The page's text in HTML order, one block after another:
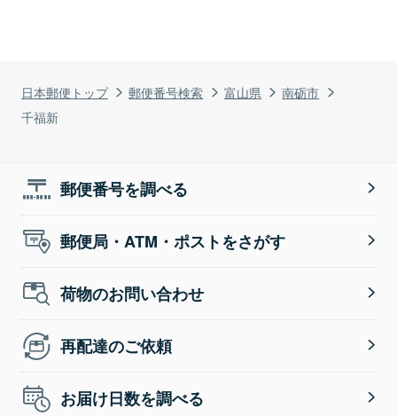
日本郵便トップ 郵便番号検索 富山県
南砺市
千福新
郵便番号を調べる
郵便局・ATM・ポストをさがす
荷物のお問い合わせ
再配達のご依頼
お届け日数を調べる